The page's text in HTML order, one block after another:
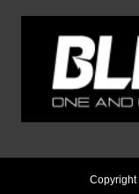
Copyright